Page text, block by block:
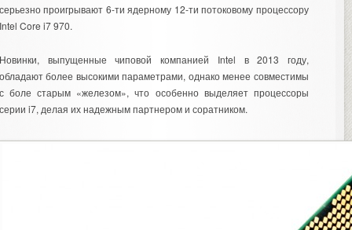
проигрывают 6-ти ядерному 12-ти потоковому процессору
Core i7 970.
выпущенные чиповой компанией Intel в 2013 году,
более высокими параметрами, однако менее совместимы
боле старым «железом», что особенно выделяет процессоры
i7, делая их надежным партнером и соратником.